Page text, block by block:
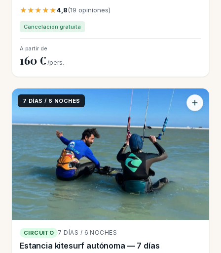
★★★★★4,8(19 opiniones)
Cancelación gratuita
A partir de
160 € /pers.
7 DÍAS / 6 NOCHES
CIRCUITO 7 DÍAS / 6 NOCHES
Estancia kitesurf autónoma — 7 días